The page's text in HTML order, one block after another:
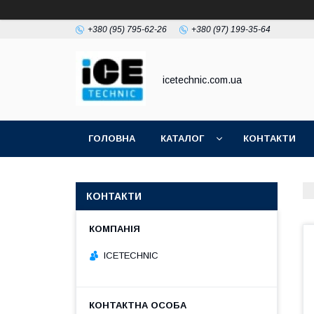
+380 (95) 795-62-26 +380 (97) 199-35-64
icetechnic.com.ua
ГОЛОВНА КАТАЛОГ КОНТАКТИ
КОНТАКТИ
ICETECHNIC